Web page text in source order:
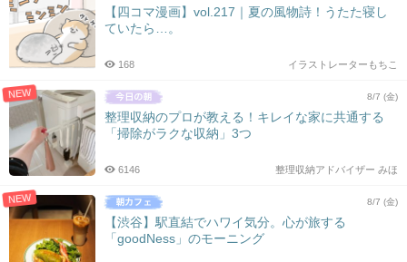
【四コマ漫画】vol.217｜夏の風物詩！うたた寝し
ていたら…。
イラストレーターもちこ
168
NEW 8/7 (金)
整理収納のプロが教える！キレイな家に共通する
「掃除がラクな収納」3つ
整理収納アドバイザー みほ
6146
NEW 8/7 (金)
【渋谷】駅直結でハワイ気分。心が旅する
「goodNess」のモーニング